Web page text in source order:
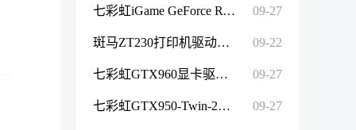
七彩虹iGame GeForce RTX 3060 Ti Ultra W OC显卡驱动程序下载 09-27
斑马ZT230打印机驱动程序下载 09-22
七彩虹GTX960显卡驱动程序下载 09-27
七彩虹GTX950-Twin-2GD5显卡驱动程序下载 09-27